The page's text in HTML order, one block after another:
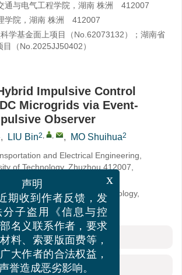
通与电气工程学院，湖南 株洲 412007
学院，湖南 株洲 412007
学基金面上项目（No. 62073132）；湖南省
目（No. 2025JJ50402）
Impulsive Control
Microgrids via Event-
Observer
, LIU Bin2, , , MO Shuihua2
and Electrical Engineering,
of Technology, Zhuzhou 412007,
Hunan University of Technology,
China
x
声明
期收到作者反馈，发
子盗用《信息与控
名义联系作者，要求
料、索要版面费等，
大作者的合法权益，